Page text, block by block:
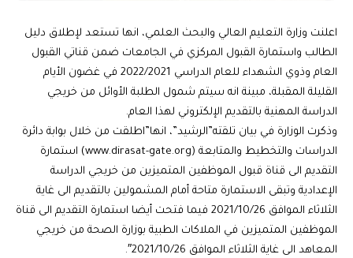
اعلنت وزارة التعليم العالي والبحث العلمي، انها تستعد لإطلاق دليل
الطالب واستمارة القبول المركزي في الجامعات ضمن قناتي القبول
العام وذوي الشهداء للعام الدراسي 2022/2021 في غضون الأيام
القليلة المقبلة، مبينة انه سيتم شمول الطلبة الأوائل من خريجي
الدراسة المهنية بالتقديم الإلكتروني لهذا العام.
وذكرت الوزارة في بيان تلقته”الرشيد”، انها”اطلقت من خلال بوابة دائرة
الدراسات والتخطيط والمتابعة (www.dirasat-gate.org) استمارة
التقديم الى قناة قبول الموظفين المتميزين من خريجي الدراسة
الإعدادية وتبقى الاستمارة متاحة أمام المشمولين بالتقديم الى غاية
الثلاثاء الموافق 2021/10/26 فيما فتحت أيضا استمارة التقديم الى قناة
الموظفين المتميزين في الملاكات الطبية بوزارة الصحة من خريجي
المعاهد الى غاية الثلاثاء الموافق 2021/10/26″.